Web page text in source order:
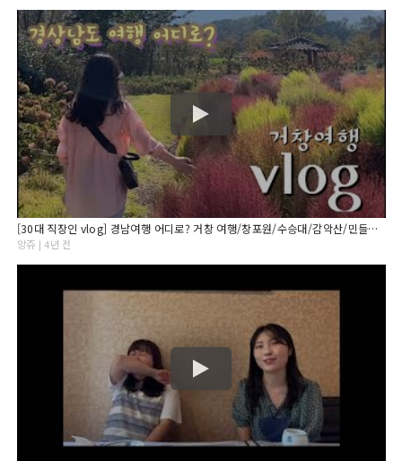
[30대 직장인 vlog] 경남여행 어디로? 거창 여행/창포원/수승대/감악산/민들레울
앙쥬 | 4년 전